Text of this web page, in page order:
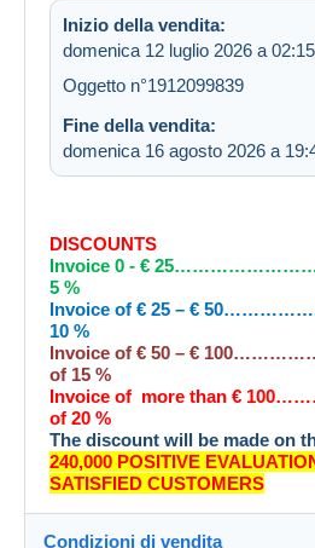
Inizio della vendita:
domenica 12 luglio 2026 a 02:15
Oggetto n°1912099839
Fine della vendita:
domenica 16 agosto 2026 a
DISCOUNTS
Invoice 0 - €
5 %
Invoice of € 25 – €
10 %
Invoice of € 50 – €
of 15 %
Invoice of more than €
of 20 %
The discount will be made on
240,000 POSITIVE
SATISFIED CUSTOMERS
Condizioni di vendita